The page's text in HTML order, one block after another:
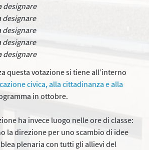
designare
designare
designare
designare
designare
questa votazione si tiene all’interno
civica, alla cittadinanza e alla
in ottobre.
ha invece luogo nelle ore di classe:
la direzione per uno scambio di idee
plenaria con tutti gli allievi del